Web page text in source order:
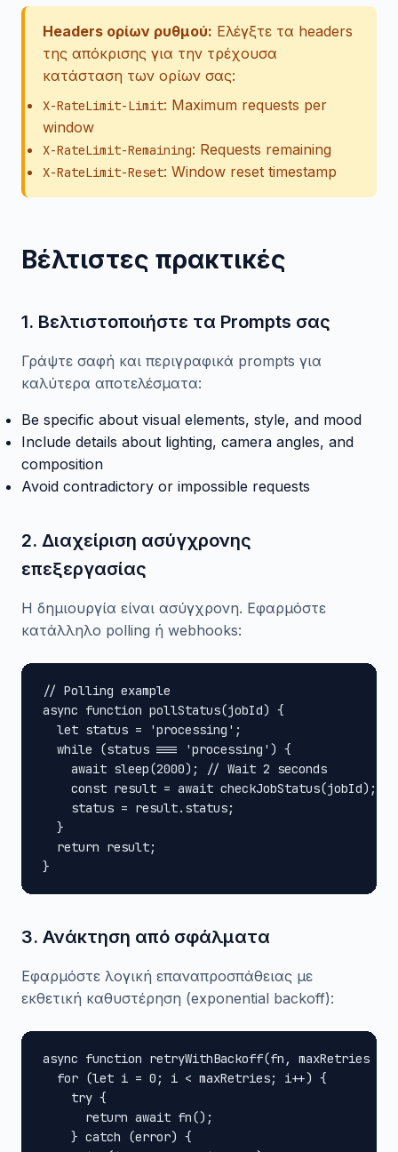
Headers ορίων ρυθμού: Ελέγξτε τα headers
της απόκρισης για την τρέχουσα
κατάσταση των ορίων σας:
X-RateLimit-Limit: Maximum requests per
window
X-RateLimit-Remaining: Requests remaining
X-RateLimit-Reset: Window reset timestamp
Βέλτιστες πρακτικές
1. Βελτιστοποιήστε τα Prompts σας
Γράψτε σαφή και περιγραφικά prompts για
καλύτερα αποτελέσματα:
Be specific about visual elements, style, and mood
Include details about lighting, camera angles, and
composition
Avoid contradictory or impossible requests
2. Διαχείριση ασύγχρονης
επεξεργασίας
Η δημιουργία είναι ασύγχρονη. Εφαρμόστε
κατάλληλο polling ή webhooks:
// Polling example
async function pollStatus(jobId) {
  let status = 'processing';
  while (status === 'processing') {
    await sleep(2000); // Wait 2 seconds
    const result = await checkJobStatus(jobId);
    status = result.status;
  }
  return result;
}
3. Ανάκτηση από σφάλματα
Εφαρμόστε λογική επαναπροσπάθειας με
εκθετική καθυστέρηση (exponential backoff):
async function retryWithBackoff(fn, maxRetries =
  for (let i = 0; i < maxRetries; i++) {
    try {
      return await fn();
    } catch (error) {